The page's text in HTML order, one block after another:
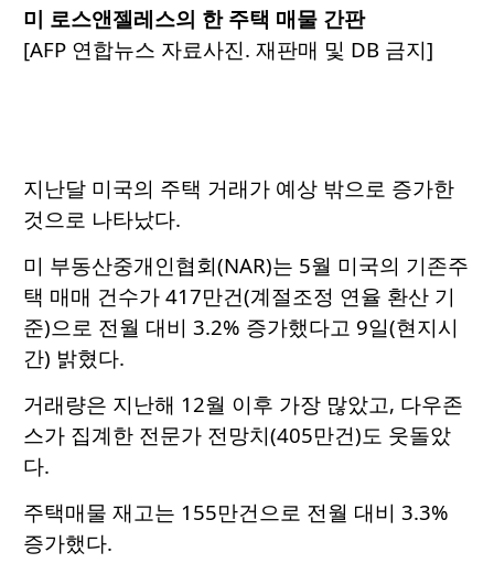
미 로스앤젤레스의 한 주택 매물 간판
[AFP 연합뉴스 자료사진. 재판매 및 DB 금지]
지난달 미국의 주택 거래가 예상 밖으로 증가한
것으로 나타났다.
미 부동산중개인협회(NAR)는 5월 미국의 기존주
택 매매 건수가 417만건(계절조정 연율 환산 기
준)으로 전월 대비 3.2% 증가했다고 9일(현지시
간) 밝혔다.
거래량은 지난해 12월 이후 가장 많았고, 다우존
스가 집계한 전문가 전망치(405만건)도 웃돌았
다.
주택매물 재고는 155만건으로 전월 대비 3.3%
증가했다.